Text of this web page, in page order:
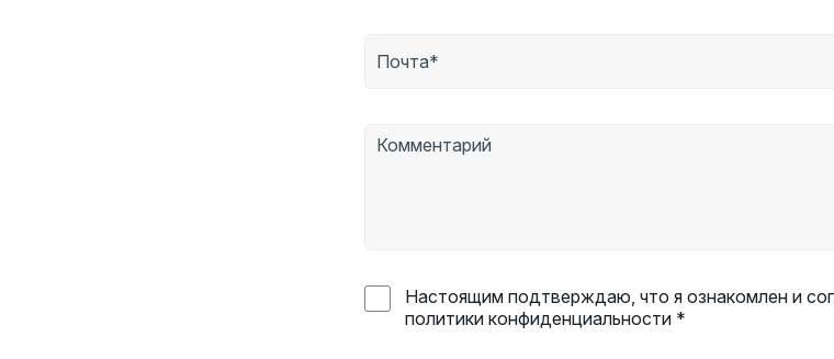
Настоящим подтверждаю, что я ознакомлен и
политики конфиденциальности *